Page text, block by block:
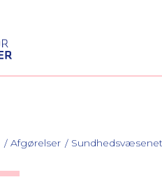
Afgørelser